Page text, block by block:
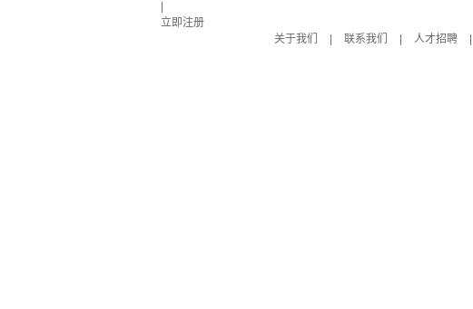
立即注册
关于我们
联系我们 人才招聘